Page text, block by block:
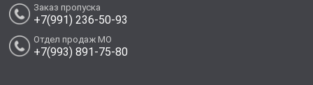
Заказ пропуска
+7(991) 236-50-93
Отдел продаж МО
+7(993) 891-75-80